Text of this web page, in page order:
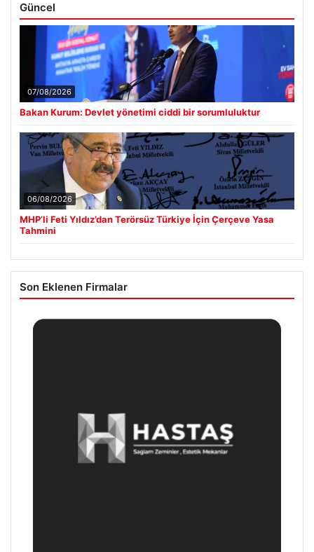
Güncel
07/08/2026
Bakan Kurum: Devlet yönetimi ciddi bir sorumluluktur
06/08/2026
MHP’li Feti Yıldız’dan Terörsüz Türkiye İçin Çerçeve Yasa
Tahmini
Son Eklenen Firmalar